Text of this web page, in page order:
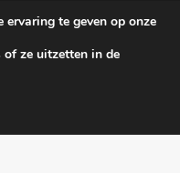
te geven op onze
of ze uitzetten in de